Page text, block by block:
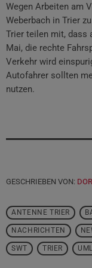
Wegen Arbeiten am
Weberbach in Trier
Trier teilen mit, dass
Mai, die rechte
Verkehr wird
Autofahrer sollten
nutzen.
GESCHRIEBEN VON:
ANTENNE TRIER
NACHRICHTEN
SWT TRIER